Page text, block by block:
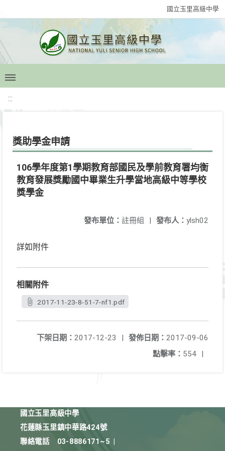
國立玉里高級中學
:::
獎助學金申請
106學年度第1學期教育部國民及學前教育署均衡
教育發展獎勵國中畢業生升學當地高級中等學校
獎學金
發布人： ylsh02
發布單位： 註冊組 |
詳如附件
相關附件
2017-11-23-8-51-7-nf1.pdf
發佈日期： 2017-09-06
下架日期： 2017-12-23
|
點擊率： 554 |
國立玉里高級中學
花蓮縣玉里鎮中華路424號
聯絡電話
03-8886171~5